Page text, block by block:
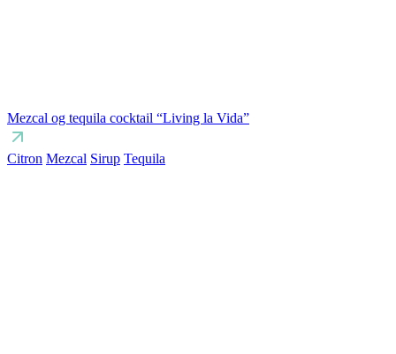
Mezcal og tequila cocktail “Living la Vida”
Citron Mezcal Sirup Tequila